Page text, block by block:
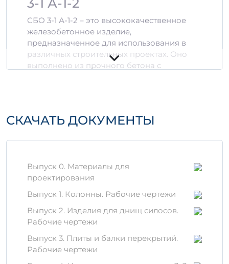
3-1 А-1-2
СБО 3-1 А-1-2 – это высококачественное
железобетонное изделие,
предназначенное для использования в
различных строительных проектах. Оно
выполнено из прочного бетона с
Технические
Объем: 1,52 м³
Вес: 12,0558 т
Марка бетона: не менее М300
Преимущества
использования СБО 3-1 А-1-
2
Важно!Благодаря своей конструкции,
СКАЧАТЬ ДОКУМЕНТЫ
Выпуск 0. Материалы для
проектирования
Выпуск 1. Колонны. Рабочие чертежи
Выпуск 2. Изделия для днищ силосов.
Рабочие чертежи
Выпуск 3. Плиты и балки перекрытий.
Рабочие чертежи